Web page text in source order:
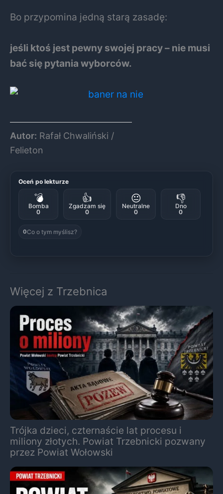
Bo przypomina jedną starą zasadę:
jeśli ktoś jest pewny swojej pracy – nie musi
bać się pytania wyborców.
Autor: Rafał Chwaliński /
Felieton
Oceń po lekturze
💣
Bomba
0
👍
Zgadzam się
0
😐
Neutralne
0
👎
Dno
0
0Co o tym myślisz?
Więcej z Trzebnica
Trójka dzieci, czternaście lat procesu i
miliony złotych. Powiat Trzebnicki pozwany
przez Powiat Wołowski